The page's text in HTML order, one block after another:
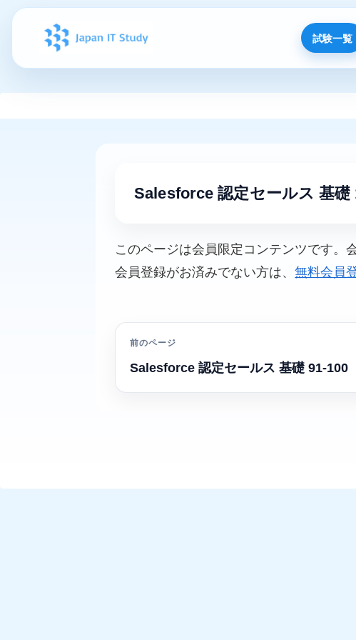
試験一覧
Salesforce 認定セールス 基礎
このページは会員限定コンテンツです。
会員登録がお済みでない方は、無料会員
前のページ
Salesforce 認定セールス 基礎 91-100